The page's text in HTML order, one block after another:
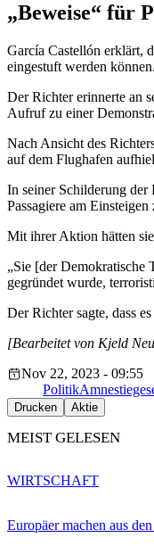
„Beweise“ für
García Castellón erklärt,
eingestuft werden können.
Der Richter erinnerte an
Aufruf zu einer
Nach Ansicht des
auf dem Flughafen
In seiner Schilderung der
Passagiere am
Mit ihrer Aktion hätten
„Sie [der Demokratische
gegründet wurde,
Der Richter sagte, dass
[Bearbeitet von Kjeld
Nov 22, 2023 - 09:55
Politik
Drucken Aktie
MEIST GELESEN
Europäer machen aus
WIRTSCHAFT